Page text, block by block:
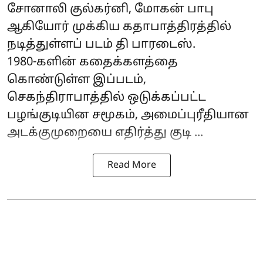
சோனாலி குல்கர்னி, மோகன் பாபு
ஆகியோர் முக்கிய கதாபாத்திரத்தில்
நடித்துள்ளப் படம் தி பாரடைஸ்.
1980-களின் கதைக்களத்தை
கொண்டுள்ள இப்படம்,
செகந்திராபாத்தில் ஒடுக்கப்பட்ட
பழங்குடியின சமூகம், அமைப்புரீதியான
அடக்குமுறையை எதிர்த்து குடி ...
Read More